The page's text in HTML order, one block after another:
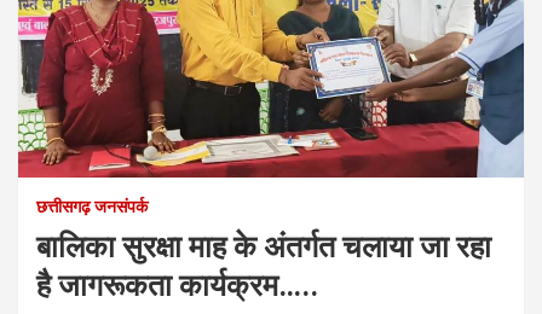
छत्तीसगढ़ जनसंपर्क
बालिका सुरक्षा माह के अंतर्गत चलाया जा रहा
है जागरूकता कार्यक्रम…..